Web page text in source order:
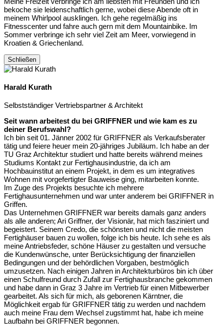
bekoche sie leidenschaftlich gerne, wobei diese Abende oft in
meinem Whirlpool ausklingen. Ich gehe regelmäßig ins
Fitnesscenter und fahre auch gern mit dem Mountainbike. Im
Sommer verbringe ich sehr viel Zeit am Meer, vorwiegend in
Kroatien & Griechenland.
Schließen
Harald Kurath
Selbstständiger Vertriebspartner & Architekt
Seit wann arbeitest du bei GRIFFNER und wie kam es zu
deiner Berufswahl?
Ich bin seit 01. Jänner 2002 für GRIFFNER als Verkaufsberater
tätig und feiere heuer mein 20-jähriges Jubiläum. Ich habe an der
TU Graz Architektur studiert und hatte bereits während meines
Studiums Kontakt zur Fertighausindustrie, da ich am
Hochbauinstitut an einem Projekt, in dem es um integratives
Wohnen mit vorgefertigter Bauweise ging, mitarbeiten konnte.
Im Zuge des Projekts besuchte ich mehrere
Fertighausunternehmen und war unter anderem bei GRIFFNER in
Griffen.
Das Unternehmen GRIFFNER war bereits damals ganz anders
als alle anderen; Ari Griffner, der Visionär, hat mich fasziniert und
begeistert. Seinem Credo, die schönsten und nicht die meisten
Fertighäuser bauen zu wollen, folge ich bis heute. Ich sehe es als
meine Antriebsfeder, schöne Häuser zu gestalten und versuche
die Kundenwünsche, unter Berücksichtigung der finanziellen
Bedingungen und der behördlichen Vorgaben, bestmöglich
umzusetzen. Nach einigen Jahren in Architekturbüros bin ich über
einen Schulfreund durch Zufall zur Fertighausbranche gekommen
und habe dann in Graz 3 Jahre im Vertrieb für einen Mitbewerber
gearbeitet. Als sich für mich, als geborenen Kärntner, die
Möglichkeit ergab für GRIFFNER tätig zu werden und nachdem
auch meine Frau dem Wechsel zugstimmt hat, habe ich meine
Laufbahn bei GRIFFNER begonnen.